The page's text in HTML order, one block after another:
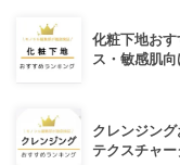
化粧下地お
ス・敏感肌
クレンジン
テクスチャー